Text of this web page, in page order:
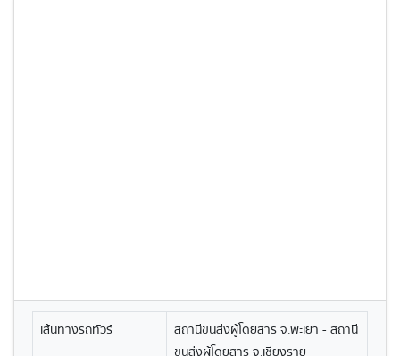
เส้นทางรถทัวร์
สถานีขนส่งผู้โดยสาร จ.พะเยา - สถานี